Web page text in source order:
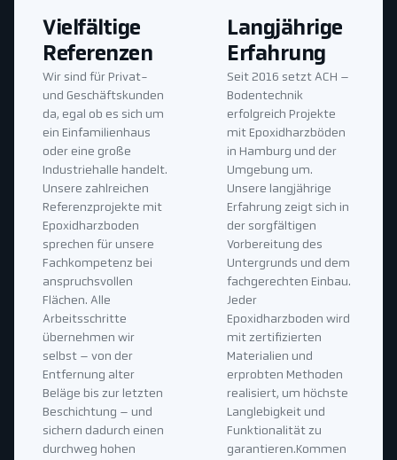
Langjährige
Erfahrung
Seit 2016 setzt ACH –
Bodentechnik
erfolgreich Projekte
mit Epoxidharzböden
in Hamburg und der
Umgebung um.
Unsere langjährige
Erfahrung zeigt sich in
der sorgfältigen
Vorbereitung des
Untergrunds und dem
fachgerechten Einbau.
Jeder
Epoxidharzboden wird
mit zertifizierten
Materialien und
erprobten Methoden
realisiert, um höchste
Langlebigkeit und
Funktionalität zu
garantieren.Kommen
Vielfältige
Referenzen
Wir sind für Privat-
und Geschäftskunden
da, egal ob es sich um
ein Einfamilienhaus
oder eine große
Industriehalle handelt.
Unsere zahlreichen
Referenzprojekte mit
Epoxidharzboden
sprechen für unsere
Fachkompetenz bei
anspruchsvollen
Flächen. Alle
Arbeitsschritte
übernehmen wir
selbst – von der
Entfernung alter
Beläge bis zur letzten
Beschichtung – und
sichern dadurch einen
durchweg hohen